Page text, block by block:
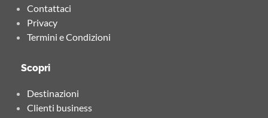
Contattaci
Privacy
Termini e Condizioni
Scopri
Destinazioni
Clienti business